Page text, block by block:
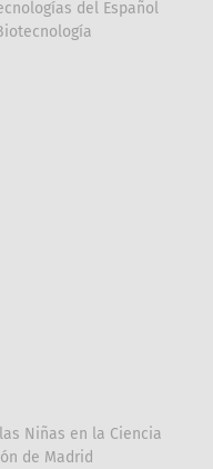
del Español
Niñas en la Ciencia
de Madrid